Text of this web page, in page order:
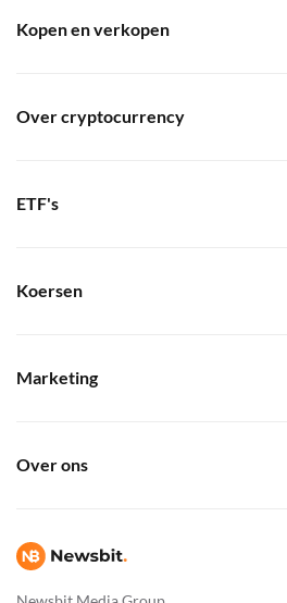
Kopen en verkopen
Over cryptocurrency
ETF's
Koersen
Marketing
Over ons